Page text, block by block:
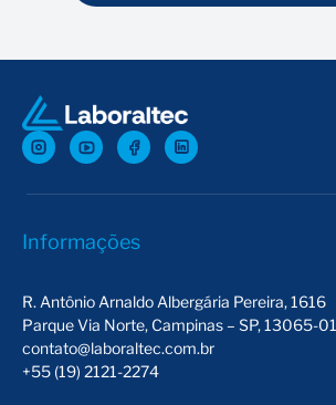
Informações
R. Antônio Arnaldo Albergária Pereira, 1616
Parque Via Norte, Campinas – SP, 13065-
contato@laboraltec.com.br
+55 (19) 2121-2274